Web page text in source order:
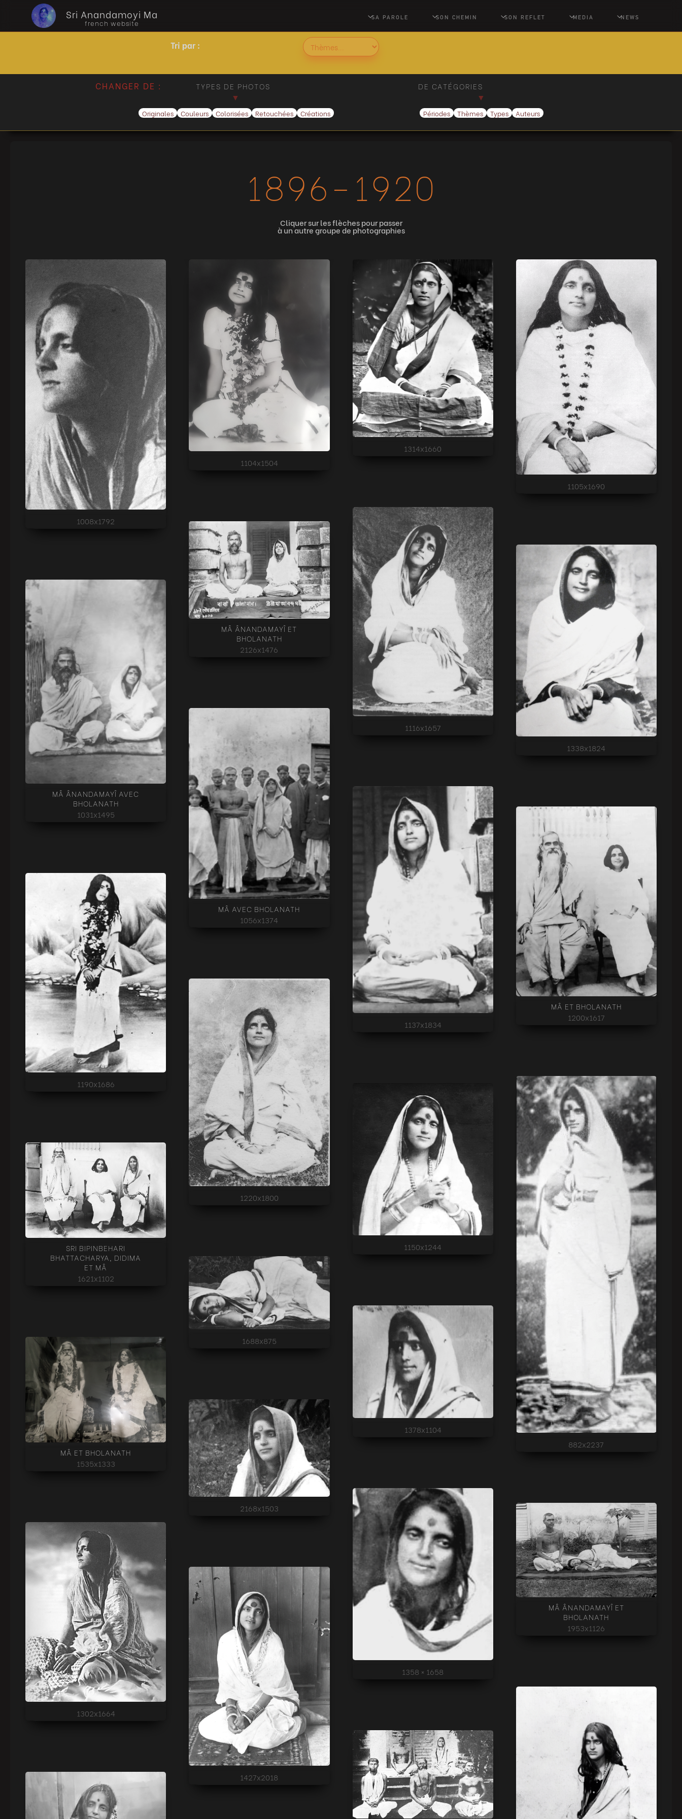
Sri Anandamoyi Ma
french website SA PAROLE SON CHEMIN SON REFLET MEDIA NEWS
Tri par :
CHANGER DE : TYPES DE PHOTOS DE CATÉGORIES
▼
Originales Couleurs Colorisées Retouchées Créations
▼
Périodes Thèmes Types Auteurs
1896-1920
Cliquer sur les flèches pour passer
à un autre groupe de photographies
1008x1792
MÂ ÂNANDAMAYÎ AVEC
BHOLANATH
1031x1495
1190x1686
SRI BIPINBEHARI
BHATTACHARYA, DIDIMA
ET MÂ
1621x1102
MÂ ET BHOLANATH
1535x1333
1302x1664
1104x1504
MÂ ÂNANDAMAYÎ ET
BHOLANATH
2126x1476
MÂ AVEC BHOLANATH
1056x1374
1220x1800
1688x875
2168x1503
1427x2018
1314x1660
1116x1657
1137x1834
1150x1244
1378x1104
1358 × 1658
1105x1690
1338x1824
MÂ ET BHOLANATH
1200x1617
882x2237
MÂ ÂNANDAMAYÎ ET
BHOLANATH
1953x1126